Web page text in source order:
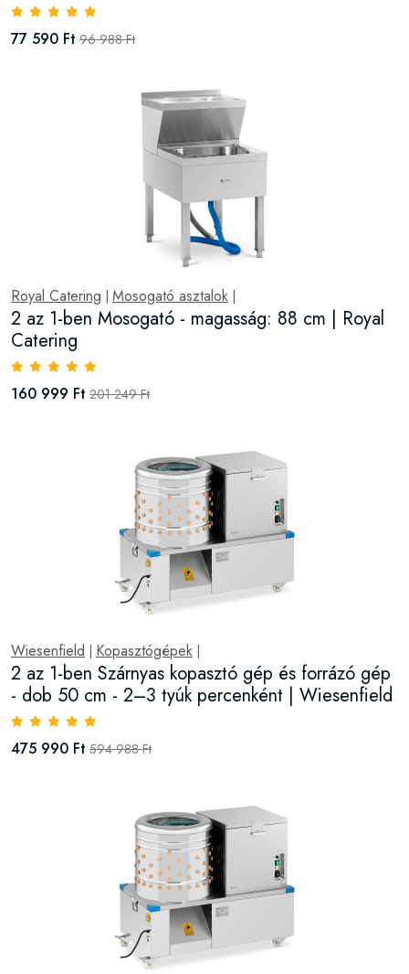
77 590 Ft 96 988 Ft
Royal Catering Mosogató asztalok
2 az 1-ben Mosogató - magasság: 88 cm | Royal
Catering
160 999 Ft 201 249 Ft
Wiesenfield Kopasztógépek
2 az 1-ben Szárnyas kopasztó gép és forrázó gép
- dob 50 cm - 2–3 tyúk percenként | Wiesenfield
475 990 Ft 594 988 Ft